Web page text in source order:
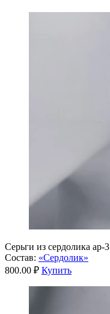
Серьги из сердолика ар-3
Состав: «Сердолик»
800.00 ₽ Купить